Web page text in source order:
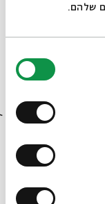
שלהם.
לאירועים דומים